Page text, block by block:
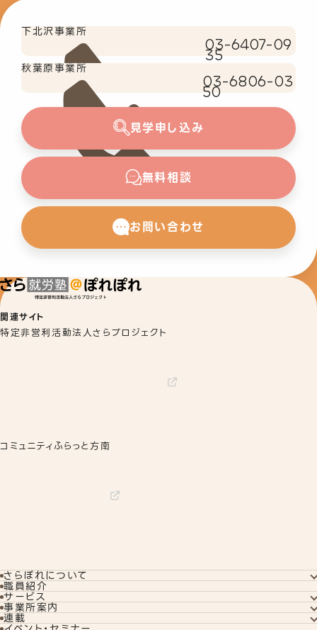
下北沢事業所
03-6407-09
35
秋葉原事業所
03-6806-03
50
見学申し込み
無料相談
お問い合わせ
関連サイト
特定非営利活動法人さらプロジェクト
コミュニティふらっと方南
さらぽれについて
さらぽれについてTOP
就労実績
代表者あいさつ
さらぽれの歴史
職員紹介
サービス
サービスTOP
就労移行支援
就労定着支援
事業所案内
事業所案内TOP
下北沢事業所
連載
コラム